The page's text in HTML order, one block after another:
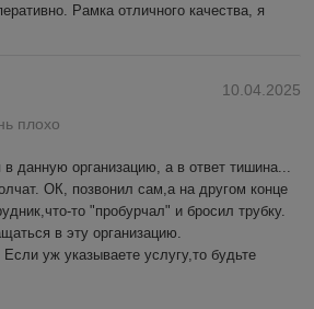
Рамка отличного качества, я
10.04.2025
плохо
в данную организацию, а в ответ тишина...
ОК, позвонил сам,а на другом конце
то "пробурчал" и бросил трубку.
в эту организацию.
уж указываете услугу,то будьте